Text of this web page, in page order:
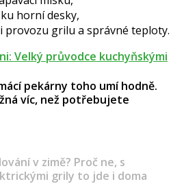
horní desky,
provozu grilu a správné teploty.
Velký průvodce kuchyňskými
pekárny toho umí hodně.
víc, než potřebujete
v zimě? Proč ne, s
grily to jde i doma